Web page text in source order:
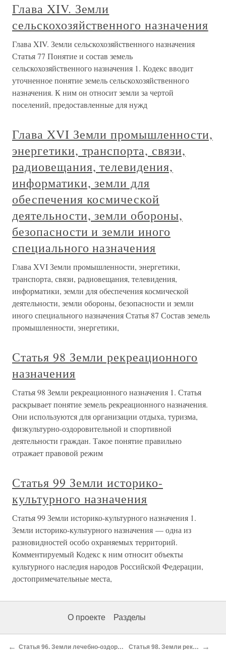
Глава XIV. Земли
сельскохозяйственного назначения
Глава XIV. Земли сельскохозяйственного назначения
Статья 77 Понятие и состав земель
сельскохозяйственного назначения 1. Кодекс вводит
уточненное понятие земель сельскохозяйственного
назначения. К ним он относит земли за чертой
поселений, предоставленные для нужд
Глава XVI Земли промышленности,
энергетики, транспорта, связи,
радиовещания, телевидения,
информатики, земли для
обеспечения космической
деятельности, земли обороны,
безопасности и земли иного
специального назначения
Глава XVI Земли промышленности, энергетики,
транспорта, связи, радиовещания, телевидения,
информатики, земли для обеспечения космической
деятельности, земли обороны, безопасности и земли
иного специального назначения Статья 87 Состав земель
промышленности, энергетики,
Статья 98 Земли рекреационного
назначения
Статья 98 Земли рекреационного назначения 1. Статья
раскрывает понятие земель рекреационного назначения.
Они используются для организации отдыха, туризма,
физкультурно-оздоровительной и спортивной
деятельности граждан. Такое понятие правильно
отражает правовой режим
Статья 99 Земли историко-
культурного назначения
Статья 99 Земли историко-культурного назначения 1.
Земли историко-культурного назначения — одна из
разновидностей особо охраняемых территорий.
Комментируемый Кодекс к ним относит объекты
культурного наследия народов Российской Федерации,
достопримечательные места,
О проекте Разделы
← Статья 96. Земли лечебно-оздоровительных местностей и курортов Статья 98. Земли рекреационного назначения →